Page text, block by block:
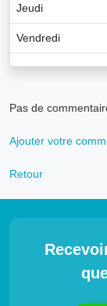
Jeudi
Vendredi
Pas de
Ajouter votre
Retour